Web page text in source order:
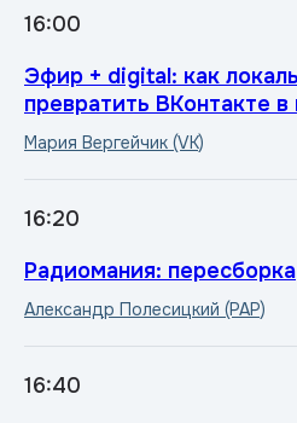
16:00
Эфир + digital: как
превратить ВКонтакте
Мария Вергейчик (VK)
16:20
Радиомания: пересборка
Александр Полесицкий (РАР)
16:40